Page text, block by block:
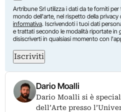
Artribune Srl utilizza i dati da te forniti
mondo dell'arte, nel rispetto della privacy
informativa. Iscrivendoti i tuoi dati
e trattati secondo le modalità riportate in
disiscriverti in qualsiasi momento con
Iscriviti
Dario Moalli
Dario Moalli si è
dell’Arte presso